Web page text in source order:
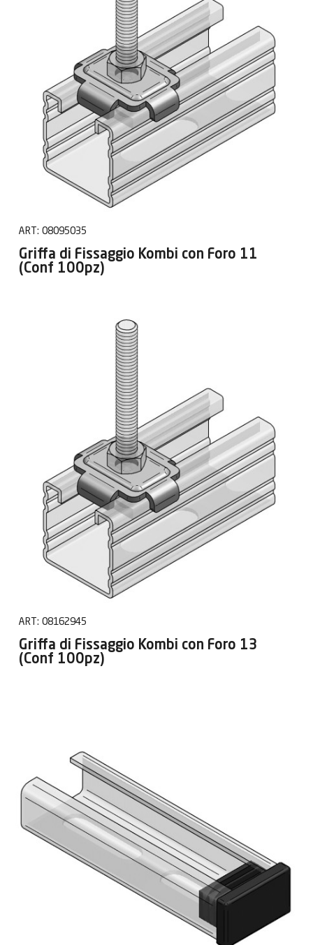
ART: 08095035
Griffa di Fissaggio Kombi con Foro 11
(Conf 100pz)
ART: 08162945
Griffa di Fissaggio Kombi con Foro 13
(Conf 100pz)